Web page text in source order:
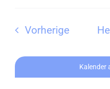
Vorherige
Kalender